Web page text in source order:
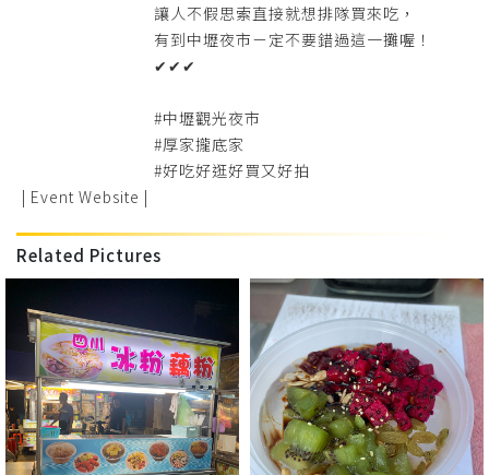
讓人不假思索直接就想排隊買來吃，
有到中壢夜市ㄧ定不要錯過這一攤喔！
✔✔✔
#中壢觀光夜市
#厚家攏底家
#好吃好逛好買又好拍
| Event Website |
Related Pictures